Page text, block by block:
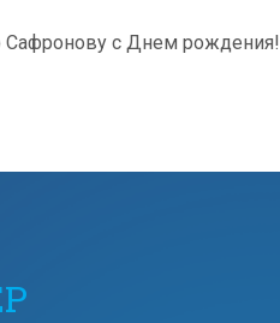
Сафронову с Днем рождения!